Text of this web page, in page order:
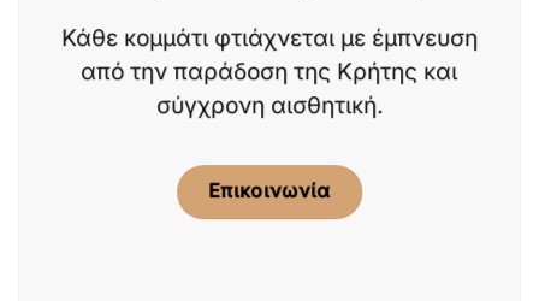
Κάθε κομμάτι φτιάχνεται με έμπνευση
από την παράδοση της Κρήτης και
σύγχρονη αισθητική.
Επικοινωνία